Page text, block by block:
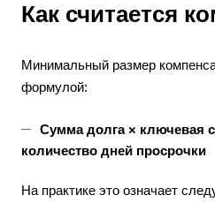
Как считается
Минимальный размер
формулой:
Сумма долга × ключевая
количество дней просрочки
На практике это означает